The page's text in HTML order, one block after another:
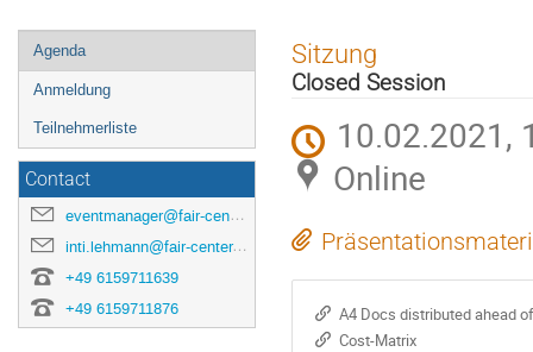
Veranstaltungsmenü
Agenda
Anmeldung
Teilnehmerliste
Contact
eventmanager@fair-center.eu
inti.lehmann@fair-center.eu
+49 6159711639
+49 6159711876
Sitzung
Closed Session
10.02.2021,
Online
A4 Docs distributed ahead
Cost-Matrix